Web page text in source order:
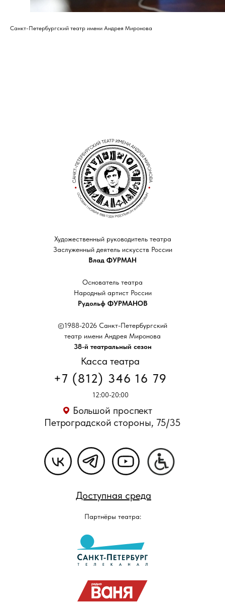
Санкт-Петербургский театр имени Андрея Миронова
Художественный руководитель театра
Заслуженный деятель искусств России
Влад ФУРМАН
12:00-20:00
+7 (812) 346 16 79
©1988-2026 Санкт-Петербургский
театр имени Андрея Миронова
38-й театральный сезон
Основатель театра
Народный артист России
Рудольф ФУРМАНОВ
Большой проспект
Петроградской стороны, 75/35
Партнёры театра:
Касса театра
Доступная среда